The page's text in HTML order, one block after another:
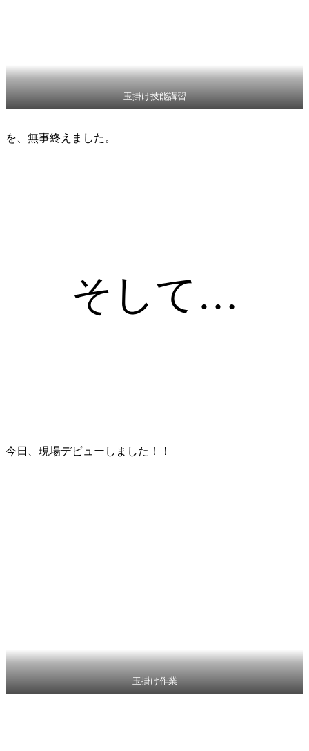
玉掛け技能講習
を、無事終えました。
そして…
今日、現場デビューしました！！
玉掛け作業